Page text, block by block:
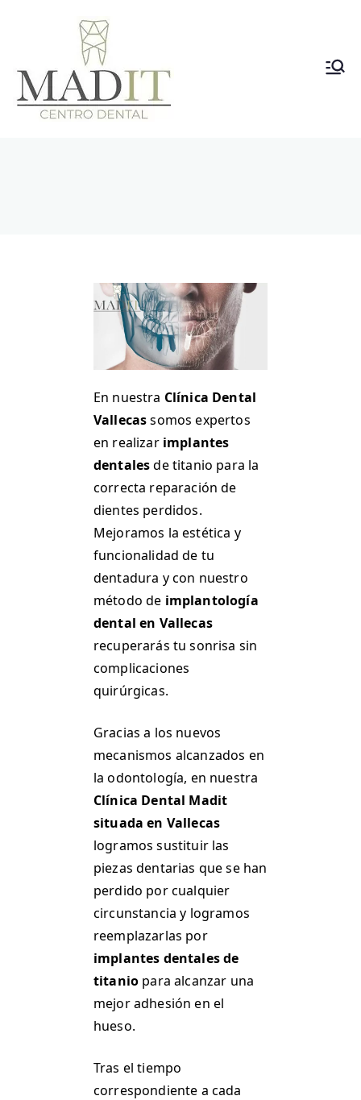
En nuestra Clínica Dental
Vallecassomos expertos
en realizar implantes
dentalesde titanio para la
correcta reparación de
dientes perdidos.
Mejoramos la estética y
funcionalidad de tu
dentadura y con nuestro
método de implantología
dental en Vallecas
recuperarás tu sonrisa sin
complicaciones
quirúrgicas.
Gracias a los nuevos
mecanismos alcanzados en
la odontología, en nuestra
Clínica Dental Madit
situada en Vallecas
logramos sustituir las
piezas dentarias que se han
perdido por cualquier
circunstancia y logramos
reemplazarlas por
implantes dentales de
titanio para alcanzar una
mejor adhesión en el
hueso.
Tras el tiempo
correspondiente a cada